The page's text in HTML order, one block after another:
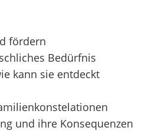
fördern
Bedürfnis
kann sie entdeckt
und ihre Konsequenzen